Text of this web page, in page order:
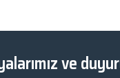
ve